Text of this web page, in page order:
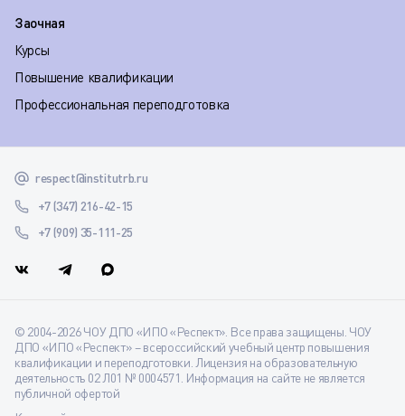
Заочная
Курсы
Повышение квалификации
Профессиональная переподготовка
respect@institutrb.ru
+7 (347) 216-42-15
+7 (909) 35-111-25
© 2004-2026 ЧОУ ДПО «ИПО «Респект». Все права защищены. ЧОУ
ДПО «ИПО «Респект» – всероссийский учебный центр повышения
квалификации и переподготовки. Лицензия на образовательную
деятельность 02 Л01 № 0004571. Информация на сайте не является
публичной офертой